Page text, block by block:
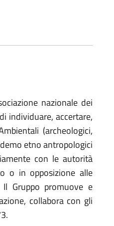
nazionale dei
individuare, accertare,
(archeologici,
etno antropologici
con le autorità
o in opposizione alle
Gruppo promuove e
collabora con gli